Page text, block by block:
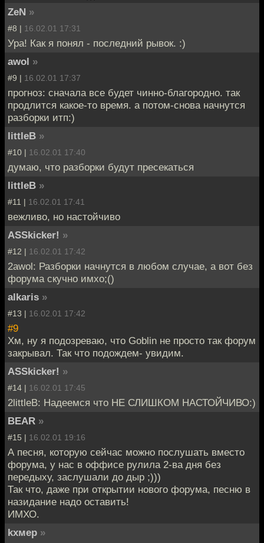
ZeN »
#8 | 16.02.01 17:31
Ура! Как я понял - последний рывок. :)
awol »
#9 | 16.02.01 17:37
прогноз: сначала все будет чинно-благородно. так
продлится какое-то время. а потом-снова начнутся
разборки итп:)
littleB »
#10 | 16.02.01 17:40
думаю, что разборки будут пресекаться
littleB »
#11 | 16.02.01 17:41
вежливо, но настойчиво
ASSkicker! »
#12 | 16.02.01 17:42
2awol: Разборки начнутся в любом случае, а вот без
форума скучно имхо;()
alkaris »
#13 | 16.02.01 17:42
#9
Хм, ну я подозреваю, что Goblin не просто так форум
закрывал. Так что подождем- увидим.
ASSkicker! »
#14 | 16.02.01 17:45
2littleB: Надеемся что НЕ СЛИШКОМ НАСТОЙЧИВО:)
BEAR »
#15 | 16.02.01 19:16
А песня, которую сейчас можно послушать вместо
форума, у нас в оффисе рулила 2-ва дня без
передыху, заслушали до дыр ;)))
Так что, даже при открытии нового форума, песню в
назидание надо оставить!
ИМХО.
kxмep »